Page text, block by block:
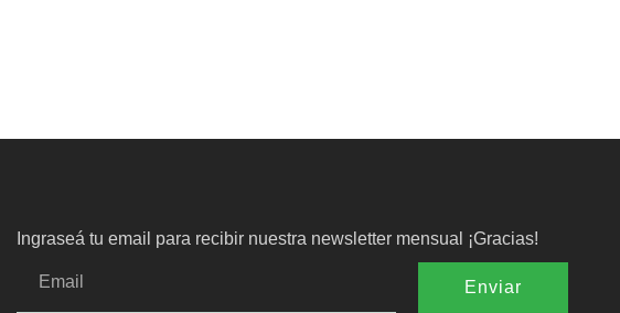
Ingraseá tu email para recibir nuestra newsletter mensual ¡Gracias!
Enviar